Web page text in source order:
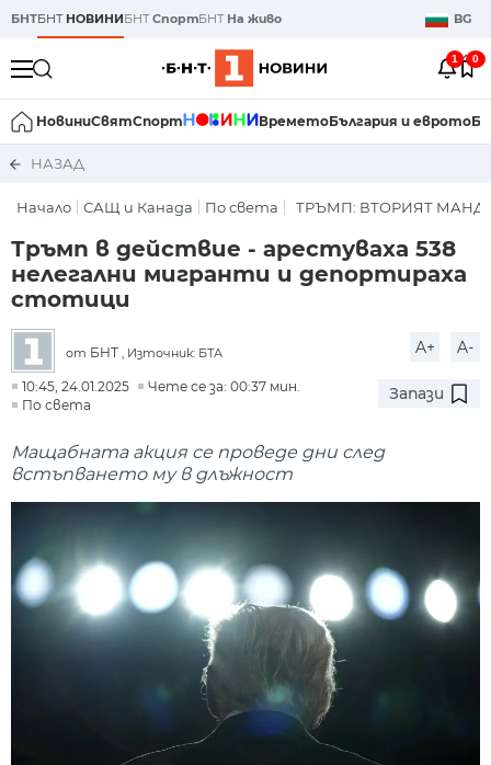
БНТБНТ НОВИНИБНТСпортБНТ На живо BG
1 0
НовиниСвятСпорт ВреметоБългария и еврото
НАЗАД
Начало САЩ и Канада По света ТРЪМП: ВТОРИЯТ
Тръмп в действие - арестуваха 538
нелегални мигранти и депортираха
стотици
от БНТ , Източник: БТА A+ A-
10:45, 24.01.2025
Чете се за: 00:37 мин.
По света
Запази
Мащабната акция се проведе дни след
встъпването му в длъжност